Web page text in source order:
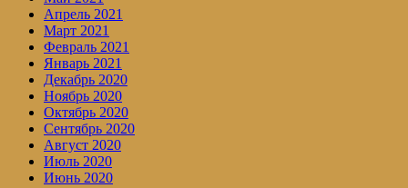
Апрель 2021
Март 2021
Февраль 2021
Январь 2021
Декабрь 2020
Ноябрь 2020
Октябрь 2020
Сентябрь 2020
Август 2020
Июль 2020
Июнь 2020